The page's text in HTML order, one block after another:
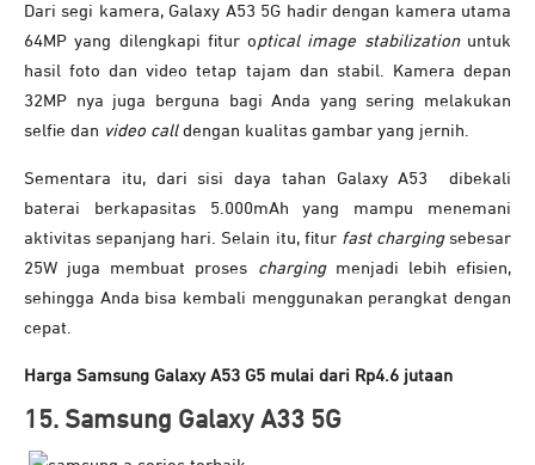
Dari segi kamera, Galaxy A53 5G hadir dengan kamera utama
64MP yang dilengkapi fitur optical image stabilization untuk
hasil foto dan video tetap tajam dan stabil. Kamera depan
32MP nya juga berguna bagi Anda yang sering melakukan
selfie dan video calldengan kualitas gambar yang jernih.
Sementara itu, dari sisi daya tahan Galaxy A53 dibekali
baterai berkapasitas 5.000mAh yang mampu menemani
aktivitas sepanjang hari. Selain itu, fitur fast chargingsebesar
25W juga membuat proses chargingmenjadi lebih efisien,
sehingga Anda bisa kembali menggunakan perangkat dengan
cepat.
Harga Samsung Galaxy A53 G5 mulai dari Rp4.6 jutaan
15. Samsung Galaxy A33 5G